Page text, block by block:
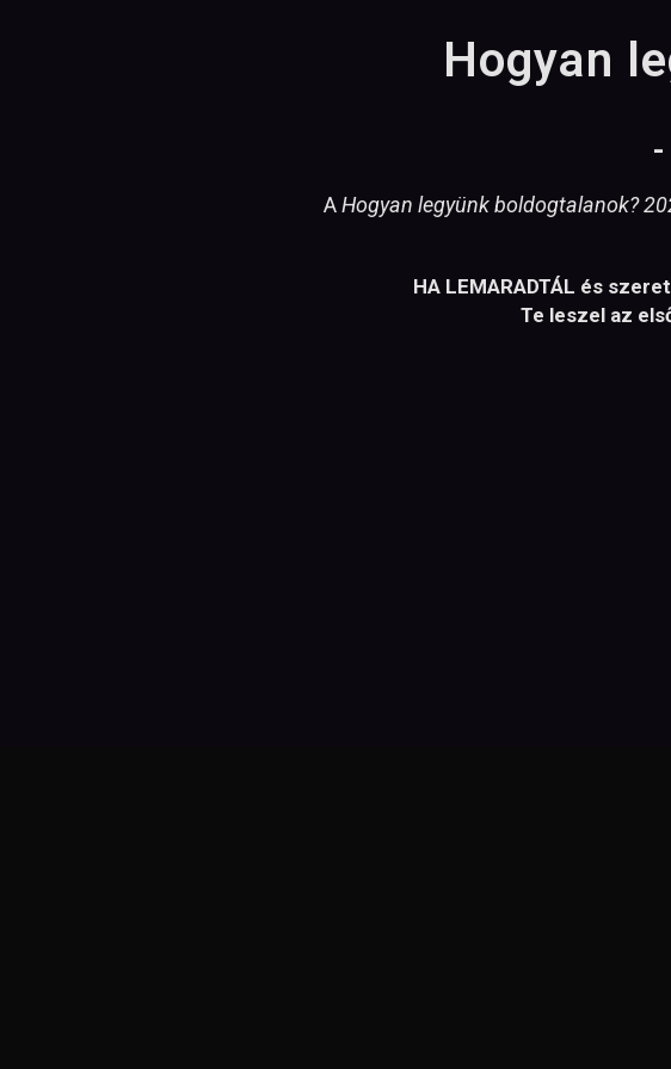
Hogyan
AHogyan legyünk boldogtalanok?
HA LEMARADTÁL és
Te leszel az